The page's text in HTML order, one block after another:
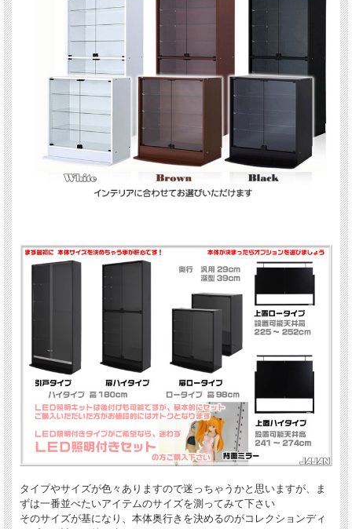
タイプやサイズが色々ありますので迷っちゃうかと思いますが、ま
ずは一番並べたいアイテムのサイズを測ってみて下さい
そのサイズが基になり、本体奥行きを決めるのがコレクションディ